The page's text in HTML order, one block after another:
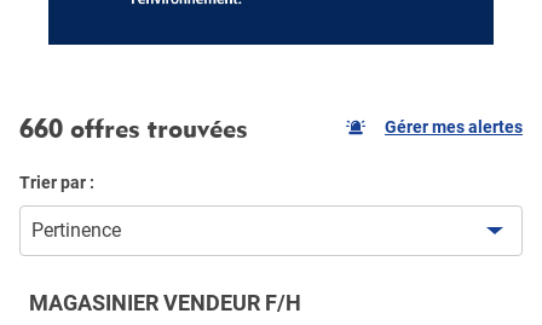
660 offres trouvées Gérer mes alertes
Trier par :
Pertinence
MAGASINIER VENDEUR F/H